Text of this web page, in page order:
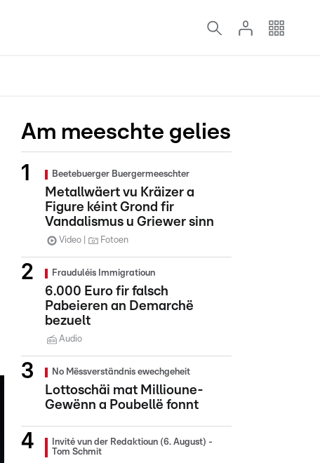
Am meeschte gelies
Beetebuerger Buergermeeschter
Metallwäert vu Kräizer a
Figure kéint Grond fir
Vandalismus u Griewer sinn
Video Fotoen
Frauduléis Immigratioun
6.000 Euro fir falsch
Pabeieren an Demarchë
bezuelt
Audio
No Mëssverständnis ewechgeheit
Lottoschäi mat Millioune-
Gewënn a Poubellë fonnt
Invité vun der Redaktioun (6. August) -
Tom Schmit